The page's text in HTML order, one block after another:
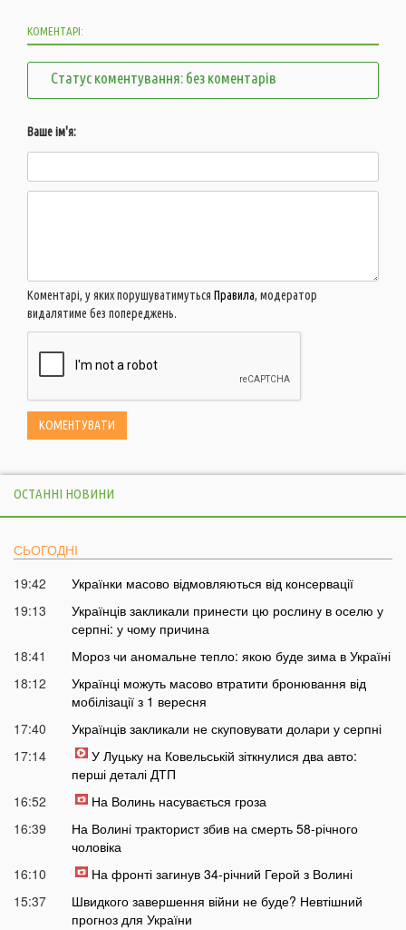
КОМЕНТАРІ:
Статус коментування: без коментарів
Ваше ім'я:
Коментарі, у яких порушуватимуться Правила, модератор
видалятиме без попереджень.
ОСТАННІ НОВИНИ
СЬОГОДНІ
19:42
Українки масово відмовляються від консервації
19:13
Українців закликали принести цю рослину в оселю у
серпні: у чому причина
18:41
Мороз чи аномальне тепло: якою буде зима в Україні
18:12
Українці можуть масово втратити бронювання від
мобілізації з 1 вересня
17:40
Українців закликали не скуповувати долари у серпні
17:14
У Луцьку на Ковельській зіткнулися два авто:
перші деталі ДТП
16:52
На Волинь насувається гроза
16:39
На Волині тракторист збив на смерть 58-річного
чоловіка
16:10
На фронті загинув 34-річний Герой з Волині
15:37
Швидкого завершення війни не буде? Невтішний
прогноз для України